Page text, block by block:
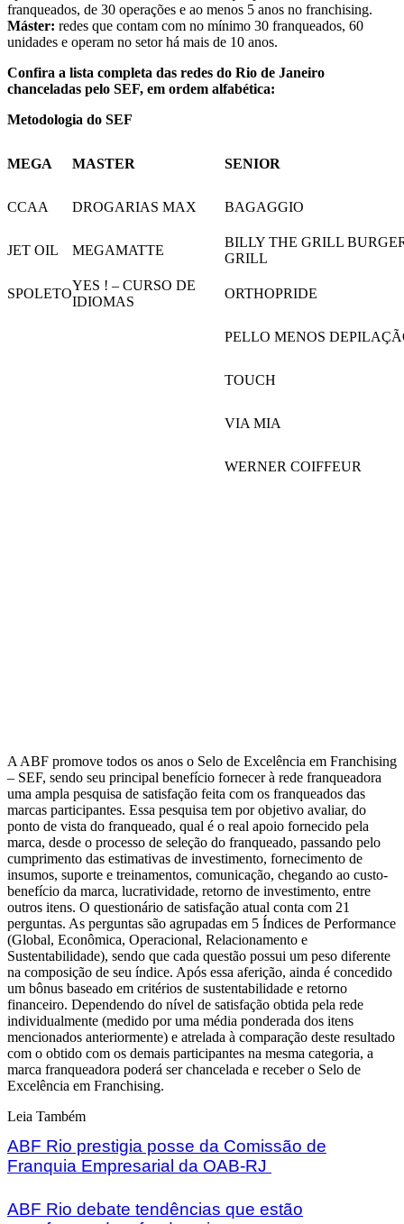
franqueados, de 30 operações e ao menos 5 anos no franchising.
Máster: redes que contam com no mínimo 30 franqueados, 60
unidades e operam no setor há mais de 10 anos.
Confira a lista completa das redes do Rio de Janeiro
chanceladas pelo SEF, em ordem alfabética:
Metodologia do SEF
MEGA MASTER SENIOR
CCAA DROGARIAS MAX BAGAGGIO
JET OIL MEGAMATTE
BILLY THE GRILL
GRILL
SPOLETO
YES ! – CURSO DE
IDIOMAS
ORTHOPRIDE
PELLO MENOS
TOUCH
VIA MIA
WERNER COIFFEUR
A ABF promove todos os anos o Selo de Excelência em Franchising
– SEF, sendo seu principal benefício fornecer à rede franqueadora
uma ampla pesquisa de satisfação feita com os franqueados das
marcas participantes. Essa pesquisa tem por objetivo avaliar, do
ponto de vista do franqueado, qual é o real apoio fornecido pela
marca, desde o processo de seleção do franqueado, passando pelo
cumprimento das estimativas de investimento, fornecimento de
insumos, suporte e treinamentos, comunicação, chegando ao custo-
benefício da marca, lucratividade, retorno de investimento, entre
outros itens. O questionário de satisfação atual conta com 21
perguntas. As perguntas são agrupadas em 5 Índices de Performance
(Global, Econômica, Operacional, Relacionamento e
Sustentabilidade), sendo que cada questão possui um peso diferente
na composição de seu índice. Após essa aferição, ainda é concedido
um bônus baseado em critérios de sustentabilidade e retorno
financeiro. Dependendo do nível de satisfação obtida pela rede
individualmente (medido por uma média ponderada dos itens
mencionados anteriormente) e atrelada à comparação deste resultado
com o obtido com os demais participantes na mesma categoria, a
marca franqueadora poderá ser chancelada e receber o Selo de
Excelência em Franchising.
Leia Também
ABF Rio prestigia posse da Comissão de
Franquia Empresarial da OAB-RJ
ABF Rio debate tendências que estão